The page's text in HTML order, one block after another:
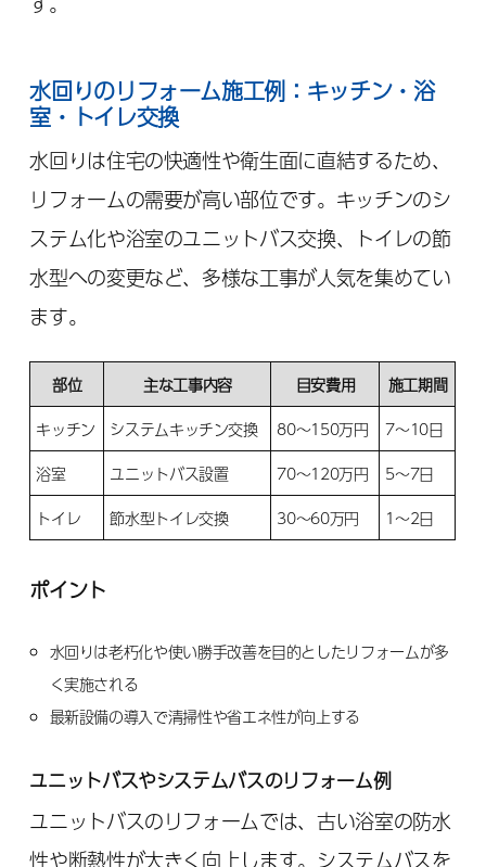
水回りのリフォーム施工例：キッチン・浴
室・トイレ交換
水回りは住宅の快適性や衛生面に直結するため、
リフォームの需要が高い部位です。キッチンのシ
ステム化や浴室のユニットバス交換、トイレの節
水型への変更など、多様な工事が人気を集めてい
ます。
部位 主な工事内容 目安費用
施工期間
キッチン
システムキッチン交換 80〜150万円
7〜10日
浴室
ユニットバス設置 70〜120万円
5〜7日
トイレ
節水型トイレ交換 30〜60万円 1〜2日
ポイント
水回りは老朽化や使い勝手改善を目的としたリフォームが多
く実施される
最新設備の導入で清掃性や省エネ性が向上する
ユニットバスやシステムバスのリフォーム例
ユニットバスのリフォームでは、古い浴室の防水
性や断熱性が大きく向上します。システムバスを